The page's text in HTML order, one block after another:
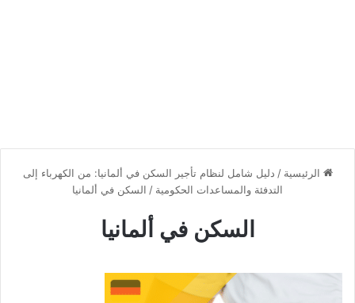
الرئيسية / دليل شامل لنظام تأجير السكن في ألمانيا: من الكهرباء إلى
التدفئة والمساعدات الحكومية / السكن في ألمانيا
السكن في ألمانيا